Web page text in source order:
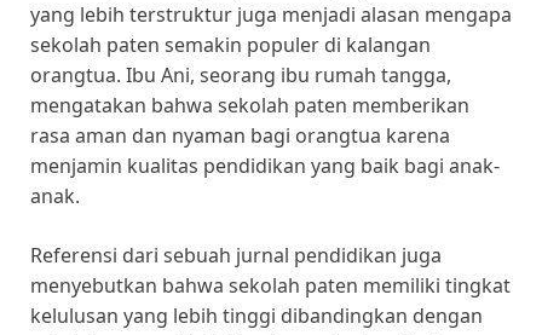
yang lebih terstruktur juga menjadi alasan mengapa
sekolah paten semakin populer di kalangan
orangtua. Ibu Ani, seorang ibu rumah tangga,
mengatakan bahwa sekolah paten memberikan
rasa aman dan nyaman bagi orangtua karena
menjamin kualitas pendidikan yang baik bagi anak-
anak.
Referensi dari sebuah jurnal pendidikan juga
menyebutkan bahwa sekolah paten memiliki tingkat
kelulusan yang lebih tinggi dibandingkan dengan